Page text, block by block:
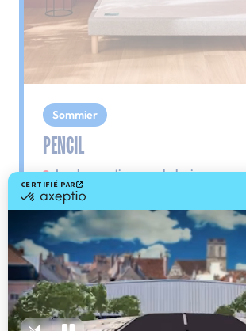
Sommier
PENCIL
Le plus : soutien morphologique
Grâce à ses 3 zones de confort, le
Pencil vous assure tout son soutien.
épaules, le dos et le bassin qui
lattes, vous évitez les douleurs au
(10 avis)
Dès 501,00 €
Découvrir